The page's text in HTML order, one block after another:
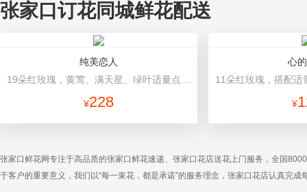
张家口订花同城鲜花配送
纯美恋人
¥228
心
¥
张家口鲜花网专注于高品质的张家口鲜花速递、张家口花店送花上门服务，全国
于客户的重要意义，我们以“每一束花，都是承诺”的服务理念，张家口花店认真完